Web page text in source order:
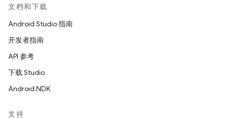
文档和下载
Android Studio 指南
开发者指南
API 参考
下载 Studio
Android NDK
支持